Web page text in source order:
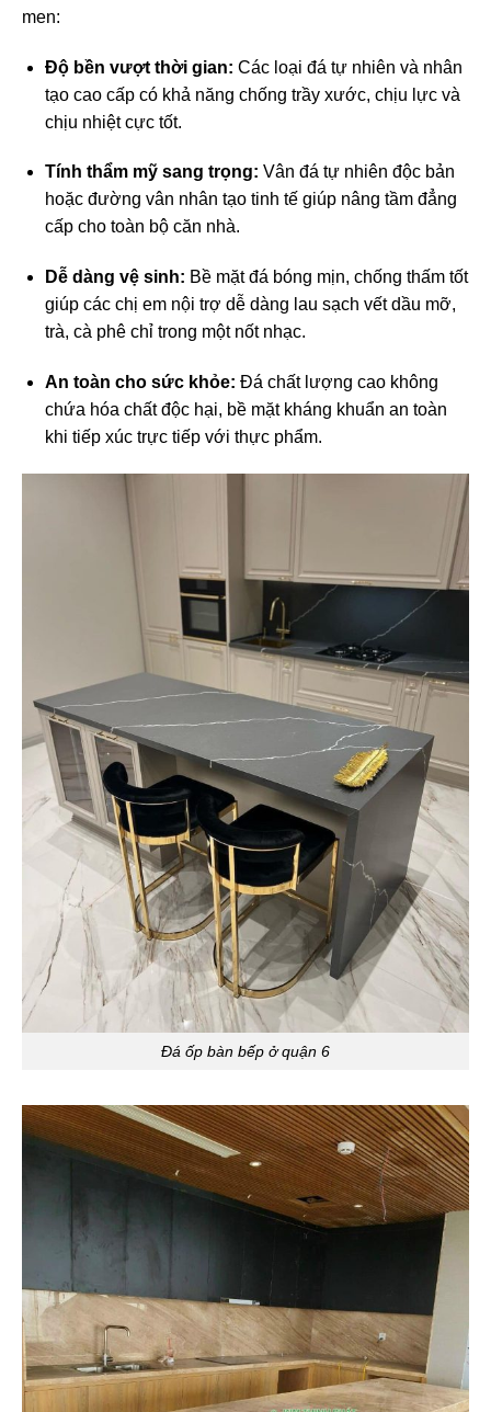
men:
Độ bền vượt thời gian: Các loại đá tự nhiên và nhân
tạo cao cấp có khả năng chống trầy xước, chịu lực và
chịu nhiệt cực tốt.
Tính thẩm mỹ sang trọng: Vân đá tự nhiên độc bản
hoặc đường vân nhân tạo tinh tế giúp nâng tầm đẳng
cấp cho toàn bộ căn nhà.
Dễ dàng vệ sinh: Bề mặt đá bóng mịn, chống thấm tốt
giúp các chị em nội trợ dễ dàng lau sạch vết dầu mỡ,
trà, cà phê chỉ trong một nốt nhạc.
An toàn cho sức khỏe: Đá chất lượng cao không
chứa hóa chất độc hại, bề mặt kháng khuẩn an toàn
khi tiếp xúc trực tiếp với thực phẩm.
Đá ốp bàn bếp ở quận 6